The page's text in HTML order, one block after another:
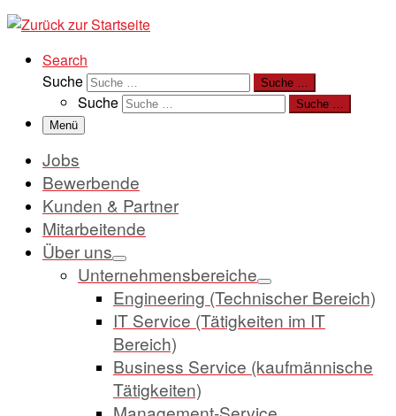
Search
Suche
Suche …
Suche
Suche …
Menü
Jobs
Bewerbende
Kunden & Partner
Mitarbeitende
Über uns
Unternehmensbereiche
Engineering (Technischer Bereich)
IT Service (Tätigkeiten im IT
Bereich)
Business Service (kaufmännische
Tätigkeiten)